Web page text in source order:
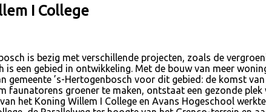
I College
is bezig met verschillende projecten, zoals de
een gebied in ontwikkeling. Met de bouw van meer
’s-Hertogenbosch voor dit gebied: de komst
groener te maken, ontstaat een gezonde
het Koning Willem I College en Avans Hogeschool